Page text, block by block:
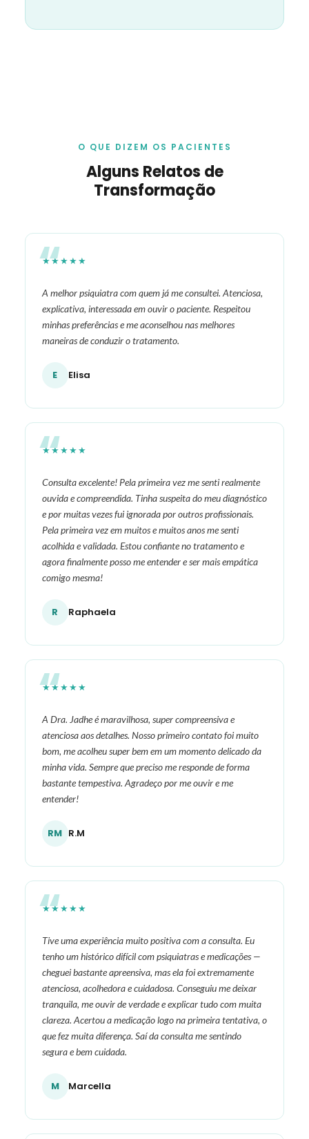
O QUE DIZEM OS PACIENTES
Alguns Relatos de
Transformação
★★★★★
A melhor psiquiatra com quem já me consultei. Atenciosa,
explicativa, interessada em ouvir o paciente. Respeitou
minhas preferências e me aconselhou nas melhores
maneiras de conduzir o tratamento.
E Elisa
★★★★★
Consulta excelente! Pela primeira vez me senti realmente
ouvida e compreendida. Tinha suspeita do meu diagnóstico
e por muitas vezes fui ignorada por outros profissionais.
Pela primeira vez em muitos e muitos anos me senti
acolhida e validada. Estou confiante no tratamento e
agora finalmente posso me entender e ser mais empática
comigo mesma!
R Raphaela
★★★★★
A Dra. Jadhe é maravilhosa, super compreensiva e
atenciosa aos detalhes. Nosso primeiro contato foi muito
bom, me acolheu super bem em um momento delicado da
minha vida. Sempre que preciso me responde de forma
bastante tempestiva. Agradeço por me ouvir e me
entender!
RM R.M
★★★★★
Tive uma experiência muito positiva com a consulta. Eu
tenho um histórico difícil com psiquiatras e medicações —
cheguei bastante apreensiva, mas ela foi extremamente
atenciosa, acolhedora e cuidadosa. Conseguiu me deixar
tranquila, me ouvir de verdade e explicar tudo com muita
clareza. Acertou a medicação logo na primeira tentativa, o
que fez muita diferença. Saí da consulta me sentindo
segura e bem cuidada.
M Marcella